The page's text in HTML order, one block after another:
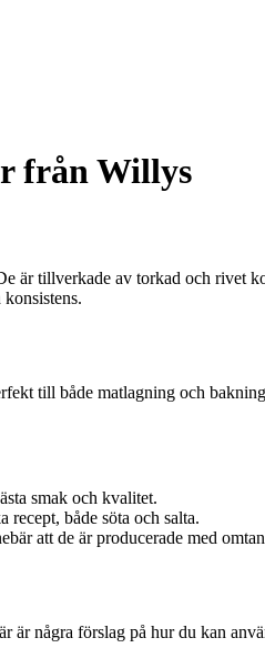
från Willys
är tillverkade av torkad och
till både matlagning och
smak och kvalitet.
både söta och salta.
att de är producerade med
är några förslag på hur du kan